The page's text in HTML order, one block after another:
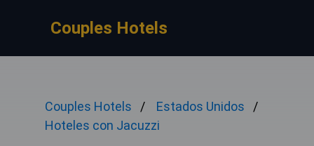
Couples Hotels
Couples Hotels
Estados Unidos
Hoteles con Jacuzzi